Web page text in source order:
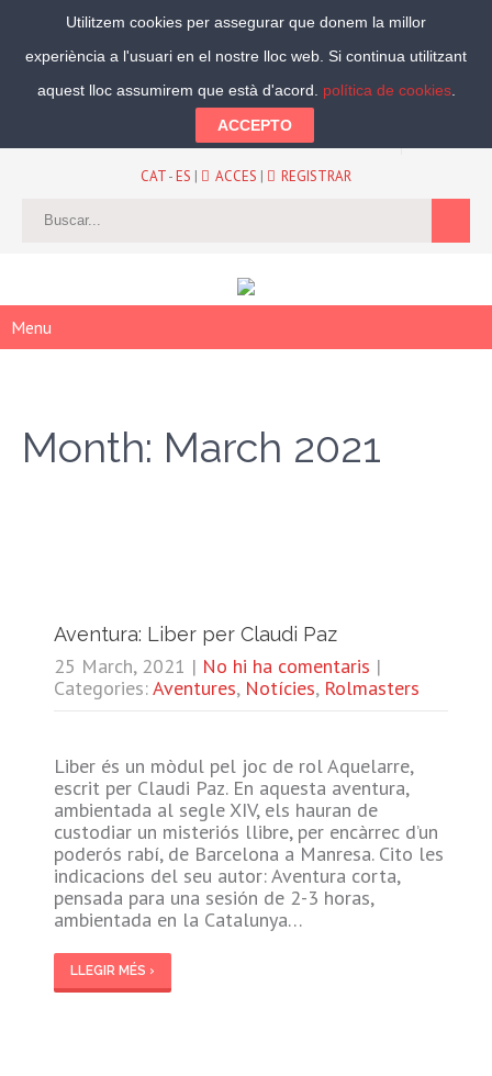
Segueix-nos:
CAT-ES | ACCES | REGISTRAR
Menu
Month: March 2021
Aventura: Liber per Claudi Paz
25 March, 2021 | No hi ha comentaris |
Categories:Aventures, Notícies, Rolmasters
Liber és un mòdul pel joc de rol Aquelarre,
escrit per Claudi Paz. En aquesta aventura,
ambientada al segle XIV, els hauran de
custodiar un misteriós llibre, per encàrrec d’un
poderós rabí, de Barcelona a Manresa. Cito les
indicacions del seu autor: Aventura corta,
pensada para una sesión de 2-3 horas,
ambientada en la Catalunya…
LLEGIR MÉS ›
Utilitzem cookies per assegurar que donem la millor
experiència a l'usuari en el nostre lloc web. Si continua utilitzant
aquest lloc assumirem que està d'acord. política de cookies.
ACCEPTO